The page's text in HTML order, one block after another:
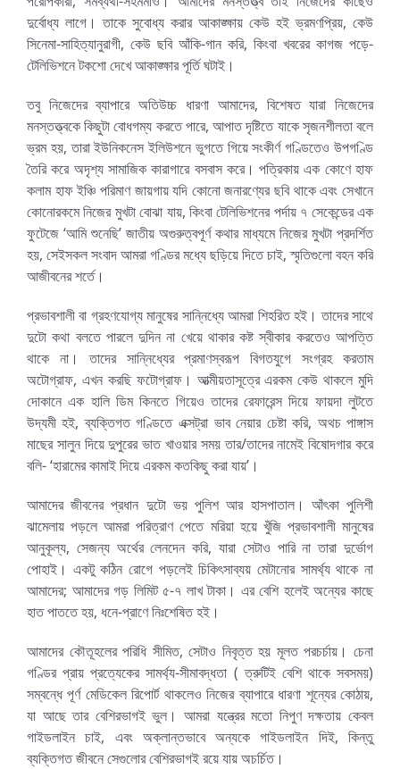
দুর্বোধ্য লাগে। তাকে সুবোধ্য করার আকাঙ্ক্ষায় কেউ হই ভ্রমণপ্রিয়, কেউ
সিনেমা-সাহিত্যানুরাগী, কেউ ছবি আঁকি-গান করি, কিংবা খবরের কাগজ পড়ে-
টেলিভিশনে টকশো দেখে আকাঙ্ক্ষার পূর্তি ঘটাই।
তবু নিজেদের ব্যাপারে অতিউচ্চ ধারণা আমাদের, বিশেষত যারা নিজেদের
মনস্তত্ত্বকে কিছুটা বোধগম্য করতে পারে, আপাত দৃষ্টিতে যাকে সৃজনশীলতা বলে
ভ্রম হয়, তারা ইউনিকনেস ইলিউশনে ভুগতে গিয়ে সংকীর্ণ গণ্ডিতেও উপগণ্ডি
তৈরি করে অদৃশ্য সামাজিক কারাগারে বসবাস করে। পত্রিকায় এক কোণে হাফ
কলাম হাফ ইঞ্চি পরিমাণ জায়গায় যদি কোনো জনারণ্যের ছবি থাকে এবং সেখানে
কোনোরকমে নিজের মুখটা বোঝা যায়, কিংবা টেলিভিশনের পর্দায় ৭ সেকেন্ডের এক
ফুটেজে ‘আমি শুনেছি’ জাতীয় অগুরুত্বপূর্ণ কথার মাধ্যমে নিজের মুখটা প্রদর্শিত
হয়, সেইসকল সংবাদ আমরা গণ্ডির মধ্যে ছড়িয়ে দিতে চাই, স্মৃতিগুলো বহন করি
আজীবনের শর্তে।
প্রভাবশালী বা গ্রহণযোগ্য মানুষের সান্নিধ্যে আমরা শিহরিত হই। তাদের সাথে
দুটো কথা বলতে পারলে দুদিন না খেয়ে থাকার কষ্ট স্বীকার করতেও আপত্তি
থাকে না। তাদের সান্নিধ্যের প্রমাণস্বরূপ বিগতযুগে সংগ্রহ করতাম
অটোগ্রাফ, এখন করছি ফটোগ্রাফ। আত্মীয়তাসূত্রে এরকম কেউ থাকলে মুদি
দোকানে এক হালি ডিম কিনতে গিয়েও তাদের রেফারেন্স দিয়ে ফায়দা লুটতে
উদ্যমী হই, ব্যক্তিগত গণ্ডিতে এক্সট্রা ভাব নেয়ার চেষ্টা করি, অথচ পাঙ্গাস
মাছের সালুন দিয়ে দুপুরের ভাত খাওয়ার সময় তার/তাদের নামেই বিষোদগার করে
বলি- ‘হারামের কামাই দিয়ে এরকম কতকিছু করা যায়’।
আমাদের জীবনের প্রধান দুটো ভয় পুলিশ আর হাসপাতাল। আঁৎকা পুলিশী
ঝামেলায় পড়লে আমরা পরিত্রাণ পেতে মরিয়া হয়ে খুঁজি প্রভাবশালী মানুষের
আনুকূল্য, সেজন্য অর্থের লেনদেন করি, যারা সেটাও পারি না তারা দুর্ভোগ
পোহাই। একটু কঠিন রোগে পড়লেই চিকিৎসাব্যয় মেটানোর সামর্থ্য থাকে না
আমাদের; আমাদের গড় লিমিট ৫-৭ লাখ টাকা। এর বেশি হলেই অন্যের কাছে
হাত পাততে হয়, ধনে-প্রাণে নিঃশেষিত হই।
আমাদের কৌতূহলের পরিধি সীমিত, সেটাও নিবৃত্ত হয় মূলত পরচর্চায়। চেনা
গণ্ডির প্রায় প্রত্যেকের সামর্থ্য-সীমাবদ্ধতা ( ত্রুটিই বেশি থাকে সবসময়)
সম্বন্ধে পূর্ণ মেডিকেল রিপোর্ট থাকলেও নিজের ব্যাপারে ধারণা শূন্যের কোঠায়,
যা আছে তার বেশিরভাগই ভুল। আমরা যন্ত্রের মতো নিপুণ দক্ষতায় কেবল
গাইডলাইন চাই, এবং অক্লান্তভাবে অন্যকে গাইডলাইন দিই, কিন্তু
ব্যক্তিগত জীবনে সেগুলোর বেশিরভাগই রয়ে যায় অচর্চিত।